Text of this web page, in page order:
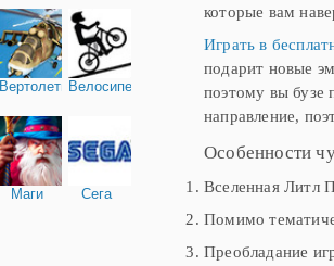
ВертолетыВелосипед
Маги Сега
которые вам
Играть в
подарит новые
поэтому вы бузе
направление,
Особенности
Вселенная Литл
Помимо
Преобладание